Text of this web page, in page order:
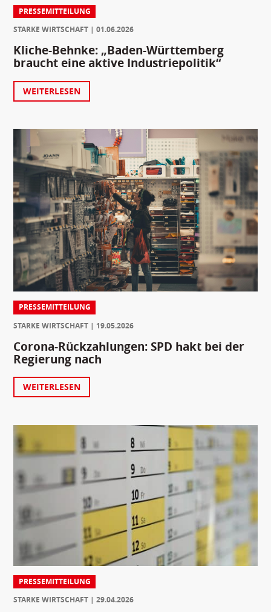
PRESSEMITTEILUNG
STARKE WIRTSCHAFT
01.06.2026
Kliche-Behnke: „Baden-Württemberg
braucht eine aktive Industriepolitik“
WEITERLESEN
PRESSEMITTEILUNG
STARKE WIRTSCHAFT
19.05.2026
Corona-Rückzahlungen: SPD hakt bei der
Regierung nach
WEITERLESEN
PRESSEMITTEILUNG
STARKE WIRTSCHAFT
29.04.2026